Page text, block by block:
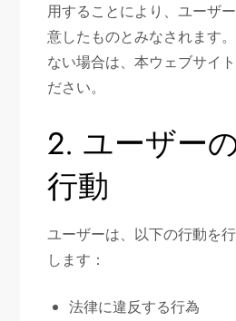
用することにより、ユーザ
意したものとみなされます
ない場合は、本ウェブサイ
ださい。
2. ユーザー
行動
ユーザーは、以下の行動を
します：
法律に違反する行為